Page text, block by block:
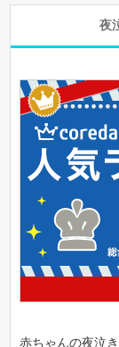
夜
赤ちゃんの夜泣